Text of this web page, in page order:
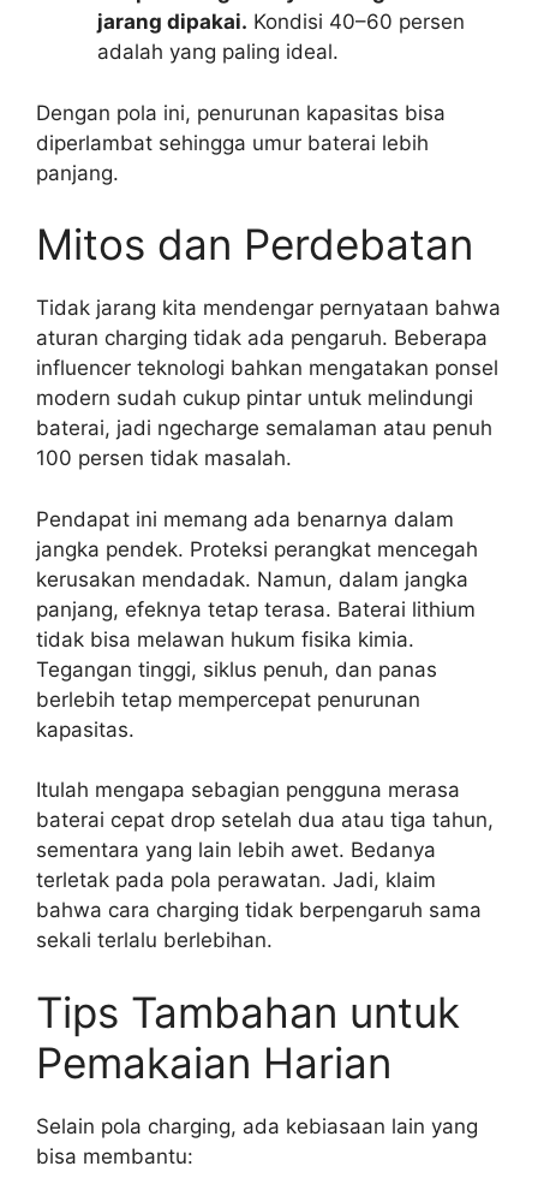
jarang dipakai. Kondisi 40–60 persen
adalah yang paling ideal.
Dengan pola ini, penurunan kapasitas bisa
diperlambat sehingga umur baterai lebih
panjang.
Mitos dan Perdebatan
Tidak jarang kita mendengar pernyataan bahwa
aturan charging tidak ada pengaruh. Beberapa
influencer teknologi bahkan mengatakan ponsel
modern sudah cukup pintar untuk melindungi
baterai, jadi ngecharge semalaman atau penuh
100 persen tidak masalah.
Pendapat ini memang ada benarnya dalam
jangka pendek. Proteksi perangkat mencegah
kerusakan mendadak. Namun, dalam jangka
panjang, efeknya tetap terasa. Baterai lithium
tidak bisa melawan hukum fisika kimia.
Tegangan tinggi, siklus penuh, dan panas
berlebih tetap mempercepat penurunan
kapasitas.
Itulah mengapa sebagian pengguna merasa
baterai cepat drop setelah dua atau tiga tahun,
sementara yang lain lebih awet. Bedanya
terletak pada pola perawatan. Jadi, klaim
bahwa cara charging tidak berpengaruh sama
sekali terlalu berlebihan.
Tips Tambahan untuk
Pemakaian Harian
Selain pola charging, ada kebiasaan lain yang
bisa membantu: